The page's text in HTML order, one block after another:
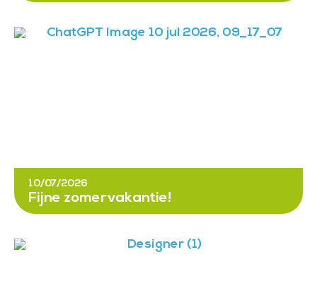
10/07/2026
Fijne zomervakantie!